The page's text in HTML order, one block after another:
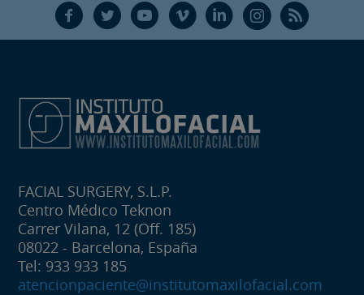
F T Y V L Ñ R
FACIAL SURGERY, S.L.P.
Centro Médico Teknon
Carrer Vilana, 12 (Off. 185)
08022 - Barcelona, España
Tel: 933 933 185
atencionpaciente@institutomaxilofacial.com